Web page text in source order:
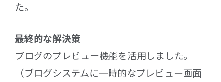
た。
最終的な解決策
ブログのプレビュー機能を活用しました。
（ブログシステムに一時的なプレビュー画面